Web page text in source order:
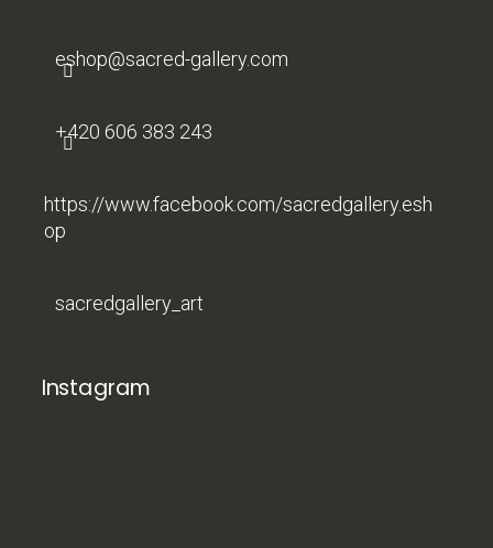
eshop@sacred-gallery.com
+420 606 383 243
https://www.facebook.com/sacredgallery.esh
op
sacredgallery_art
Instagram